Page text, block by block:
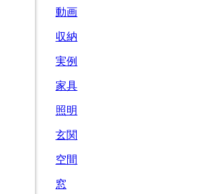
動画
収納
実例
家具
照明
玄関
空間
窓